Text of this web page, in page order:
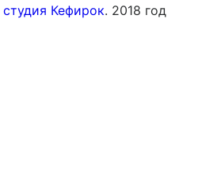
студия Кефирок. 2018 год